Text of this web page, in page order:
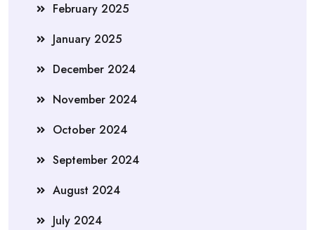
February 2025
January 2025
December 2024
November 2024
October 2024
September 2024
August 2024
July 2024